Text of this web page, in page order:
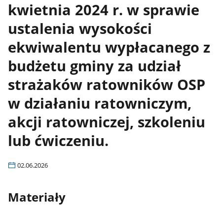
kwietnia 2024 r. w sprawie
ustalenia wysokości
ekwiwalentu wypłacanego z
budżetu gminy za udział
strażaków ratowników OSP
w działaniu ratowniczym,
akcji ratowniczej, szkoleniu
lub ćwiczeniu.
02.06.2026
Materiały